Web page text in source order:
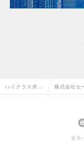
ハイクラス求人 株式会社セ
若手